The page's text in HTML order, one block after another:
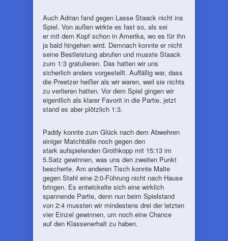
Auch Adrian fand gegen Lasse Staack nicht ins
Spiel. Von außen wirkte es fast so, als sei
er mit dem Kopf schon in Amerika, wo es für ihn
ja bald hingehen wird. Demnach konnte er nicht
seine Bestleistung abrufen und musste Staack
zum 1:3 gratulieren. Das hatten wir uns
sicherlich anders vorgestellt. Auffällig war, dass
die Preetzer heißer als wir waren, weil sie nichts
zu verlieren hatten. Vor dem Spiel gingen wir
eigentlich als klarer Favorit in die Partie, jetzt
stand es aber plötzlich 1:3.
Paddy konnte zum Glück nach dem Abwehren
einiger Matchbälle noch gegen den
stark aufspielenden Grothkopp mit 15:13 im
5.Satz gewinnen, was uns den zweiten Punkt
bescherte. Am anderen Tisch konnte Malte
gegen Stahl eine 2:0-Führung nicht nach Hause
bringen. Es entwickelte sich eine wirklich
spannende Partie, denn nun beim Spielstand
von 2:4 mussten wir mindestens drei der letzten
vier Einzel gewinnen, um noch eine Chance
auf den Klassenerhalt zu haben.